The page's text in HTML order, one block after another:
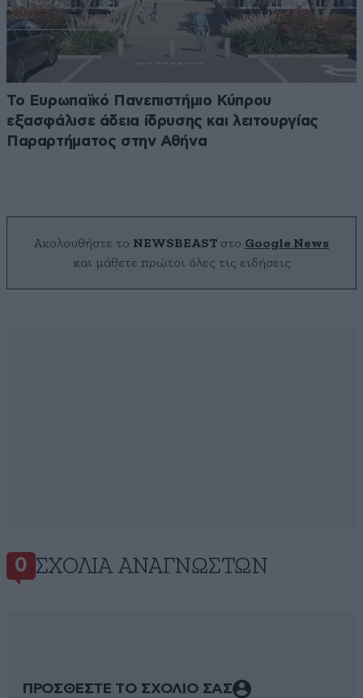
Το Ευρωπαϊκό Πανεπιστήμιο Κύπρου
εξασφάλισε άδεια ίδρυσης και λειτουργίας
Παραρτήματος στην Αθήνα
Ακολουθήστε το NEWSBEAST στο Google News
και μάθετε πρώτοι όλες τις ειδήσεις
0 ΣΧΌΛΙΑ ΑΝΑΓΝΩΣΤΏΝ
ΠΡΟΣΘΕΣΤΕ ΤΟ ΣΧΟΛΙΟ ΣΑΣ